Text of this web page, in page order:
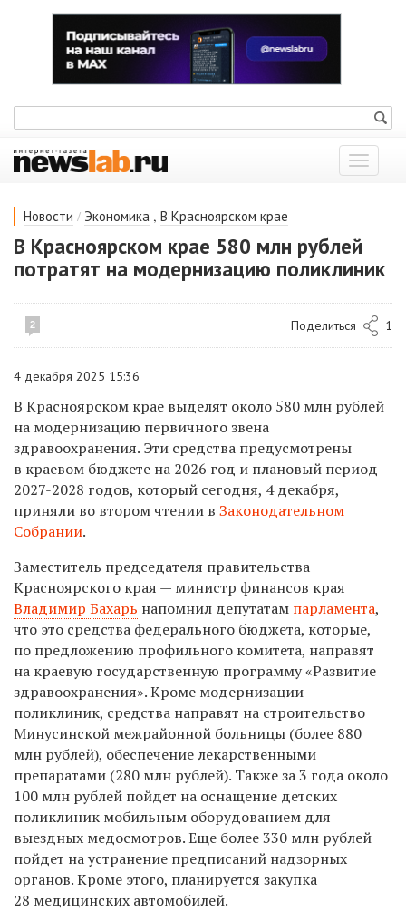
Показать
меню
Новости / Экономика , В Красноярском крае
В Красноярском крае 580 млн рублей
потратят на модернизацию поликлиник
2 Поделиться 1
4 декабря 2025 15:36
В Красноярском крае выделят около 580 млн рублей
на модернизацию первичного звена
здравоохранения. Эти средства предусмотрены
в краевом бюджете на 2026 год и плановый период
2027-2028 годов, который сегодня, 4 декабря,
приняли во втором чтении в Законодательном
Собрании.
Заместитель председателя правительства
Красноярского края — министр финансов края
Владимир Бахарь напомнил депутатам парламента,
что это средства федерального бюджета, которые,
по предложению профильного комитета, направят
на краевую государственную программу «Развитие
здравоохранения». Кроме модернизации
поликлиник, средства направят на строительство
Минусинской межрайонной больницы (более 880
млн рублей), обеспечение лекарственными
препаратами (280 млн рублей). Также за 3 года около
100 млн рублей пойдет на оснащение детских
поликлиник мобильным оборудованием для
выездных медосмотров. Еще более 330 млн рублей
пойдет на устранение предписаний надзорных
органов. Кроме этого, планируется закупка
28 медицинских автомобилей.